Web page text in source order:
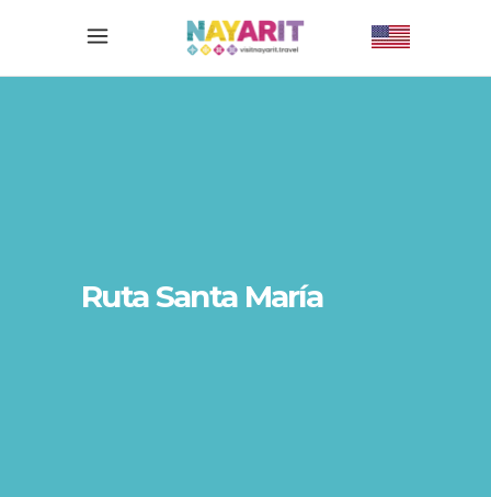
Ruta Santa María